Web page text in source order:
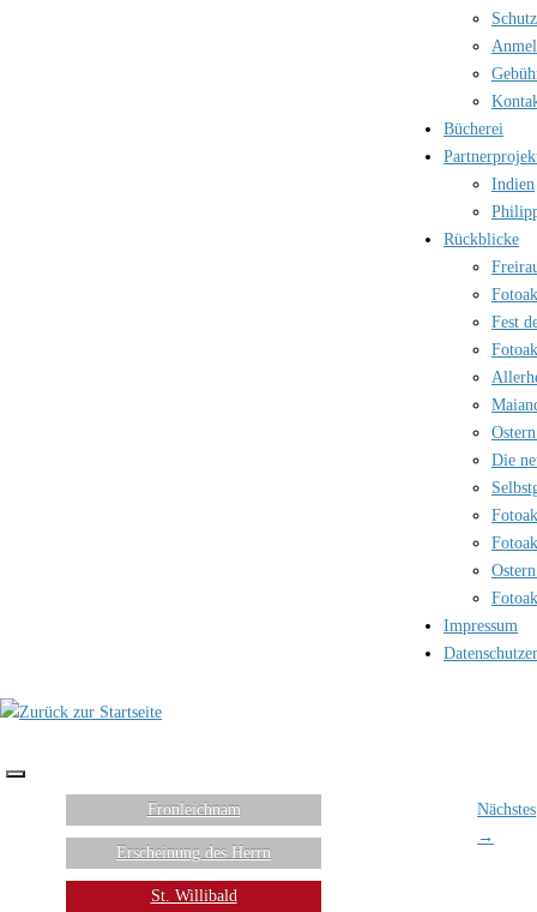
Bücherei
Indien
Rückblicke
Fest
Die
Impressum
Fronleichnam
Erscheinung des Herrn
St. Willibald
Nächstes
→